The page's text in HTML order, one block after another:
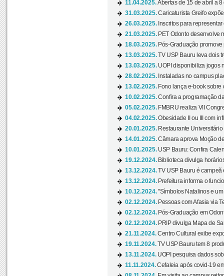
11.04.2025.Abertas de 15 de abril a
31.03.2025.Caricaturista Greifo
26.03.2025. Inscritos para
21.03.2025. PET Odonto desenvolve
18.03.2025. Pós-Graduação
13.03.2025.TV USP Bauru leva dois
13.03.2025. UOPI disponibiliza jogos
28.02.2025. Instaladas no campus
13.02.2025. Fono lança e-book sobre
10.02.2025.Confira a programação
05.02.2025. FMBRU realiza VII
04.02.2025.Obesidade II ou III com
20.01.2025. Restaurante
14.01.2025.Câmara aprova Moção
10.01.2025. USP Bauru: Confira
19.12.2024. Biblioteca divulga
13.12.2024.TV USP Bauru é campeã
13.12.2024. Prefeitura informa o
10.12.2024."Símbolos Natalinos e
02.12.2024. Pessoas com Afasia via
02.12.2024. Pós-Graduação em
02.12.2024. PRIP divulga Mapa de
21.11.2024.Centro Cultural exibe
19.11.2024.TV USP Bauru tem 8
13.11.2024. UOPI pesquisa dados
11.11.2024.Cefaleia após covid-19